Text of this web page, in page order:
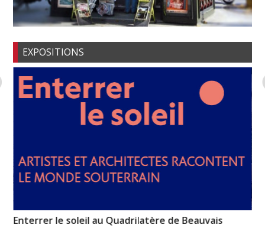
EXPOSITIONS
Enterrer le soleil au Quadrilatère de Beauvais